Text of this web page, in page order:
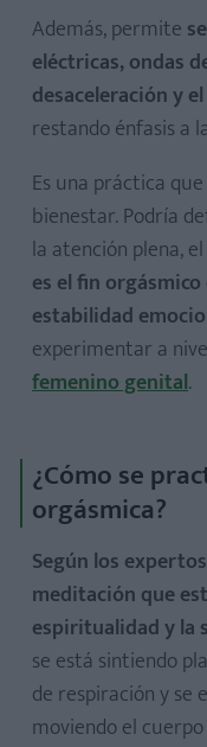
Beneficios
Además, permite
eléctricas, ondas
desaceleración y
restando énfasis a
Es una práctica
bienestar. Podría
la atención plena,
es el fin
estabilidad
experimentar a
femenino genital.
¿Cómo se
orgásmica?
Según los
meditación que
espiritualidad y la
se está sintiendo
de respiración y se
moviendo el